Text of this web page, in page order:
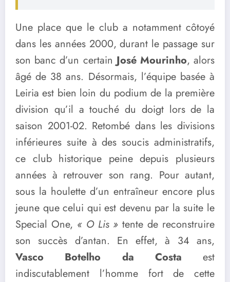
Une place que le club a notamment côtoyé
dans les années 2000, durant le passage sur
son banc d’un certainJosé Mourinho, alors
âgé de 38 ans. Désormais, l’équipe basée à
Leiria est bien loin du podium de la première
division qu’il a touché du doigt lors de la
saison 2001-02. Retombé dans les divisions
inférieures suite à des soucis administratifs,
ce club historique peine depuis plusieurs
années à retrouver son rang. Pour autant,
sous la houlette d’un entraîneur encore plus
jeune que celui qui est devenu par la suite le
Special One, « O Lis » tente de reconstruire
son succès d’antan. En effet, à 34 ans,
Vasco Botelho da Costa est
indiscutablement l’homme fort de cette